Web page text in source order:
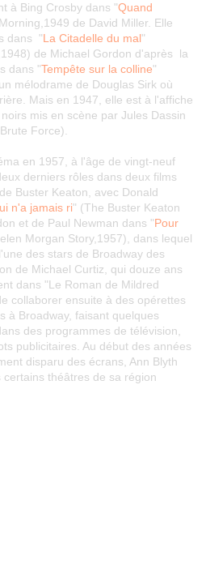
à Bing Crosby dans "Quand
de David Miller. Elle
dans "La Citadelle du mal"
de Michael Gordon d'après la
dans "Tempête sur la colline"
mélodrame de Douglas Sirk où
Mais en 1947, elle est à l'affiche
mis en scène par Jules Dassin
Force).
en 1957, à l'âge de vingt-neuf
derniers rôles dans deux films
Buster Keaton, avec Donald
n'a jamais ri" (The Buster Keaton
et de Paul Newman dans "Pour
Morgan Story,1957), dans lequel
des stars de Broadway des
de Michael Curtiz, qui douze ans
dans "Le Roman de Mildred
collaborer ensuite à des opérettes
à Broadway, faisant quelques
des programmes de télévision,
publicitaires. Au début des années
disparu des écrans, Ann Blyth
théâtres de sa région